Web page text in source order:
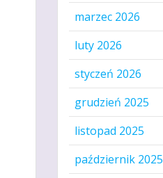
marzec 2026
luty 2026
styczeń 2026
grudzień 2025
listopad 2025
październik 2025